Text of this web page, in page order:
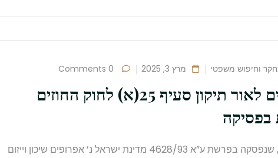
מרץ 3, 2025
הלכת אפרופים לאור תיקון סעיף 25(א) לחוק החוזים
בפסיקה
מבוא הלכת אפרופים, שנפסקה בפרשת ‎ע”א 4628/93 מדינת ישראל נ’ אפרופים שיכון וייזום